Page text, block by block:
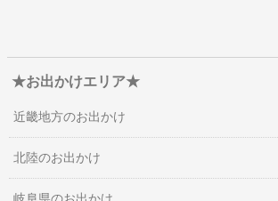
★お出かけエリア★
近畿地方のお出かけ
北陸のお出かけ